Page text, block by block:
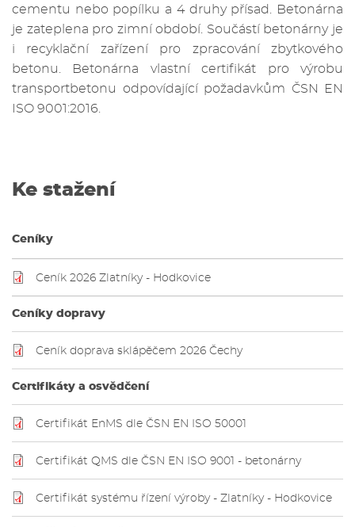
cementu nebo popílku a 4 druhy přísad. Betonárna
je zateplena pro zimní období. Součástí betonárny je
i recyklační zařízení pro zpracování zbytkového
betonu. Betonárna vlastní certifikát pro výrobu
transportbetonu odpovídající požadavkům ČSN EN
ISO 9001:2016.
Ke stažení
Ceníky
Ceník 2026 Zlatníky - Hodkovice
Ceníky dopravy
Ceník doprava sklápěčem 2026 Čechy
Certifikáty a osvědčení
Certifikát EnMS dle ČSN EN ISO 50001
Certifikát QMS dle ČSN EN ISO 9001 - betonárny
Certifikát systému řízení výroby - Zlatníky - Hodkovice